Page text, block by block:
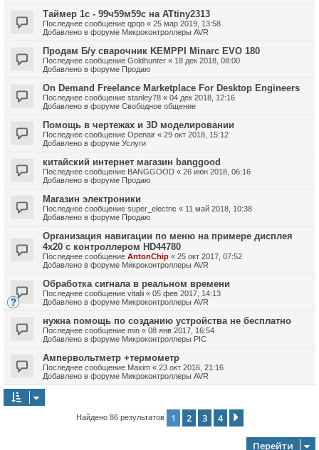
Таймер 1с - 99ч59м59с на ATtiny2313
Последнее сообщение qpqo « 25 мар 2019, 13:58
Добавлено в форуме Микроконтроллеры AVR
Продам Б/у сварочник KEMPPI Minarc EVO 180
Последнее сообщение Goldhunter « 18 дек 2018, 08:00
Добавлено в форуме Продаю
On Demand Freelance Marketplace For Desktop Engineers
Последнее сообщение stanley78 « 04 дек 2018, 12:16
Добавлено в форуме Свободное общение
Помощь в чертежах и 3D моделировании
Последнее сообщение Openair « 29 окт 2018, 15:12
Добавлено в форуме Услуги
китайский интернет магазин banggood
Последнее сообщение BANGGOOD « 26 июн 2018, 06:16
Добавлено в форуме Продаю
Магазин электроники
Последнее сообщение super_electric « 11 май 2018, 10:38
Добавлено в форуме Продаю
Организация навигации по меню на примере дисплея
4х20 с контроллером HD44780
Последнее сообщение AntonChip « 25 окт 2017, 07:52
Добавлено в форуме Микроконтроллеры AVR
Обработка сигнала в реальном времени
Последнее сообщение vitalii « 05 фев 2017, 14:13
Добавлено в форуме Микроконтроллеры AVR
нужна помощь по созданию устройства не бесплатно
Последнее сообщение min « 08 янв 2017, 16:54
Добавлено в форуме Микроконтроллеры PIC
Ампервольтметр +термометр
Последнее сообщение Maxim « 23 окт 2016, 21:16
Добавлено в форуме Микроконтроллеры AVR
Найдено 86 результатов 1 2 3 4
Перейти